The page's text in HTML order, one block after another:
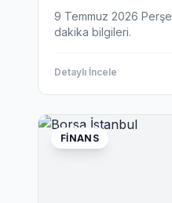
9 Temmuz 2026
dakika bilgileri.
Detaylı İncele
FINANS